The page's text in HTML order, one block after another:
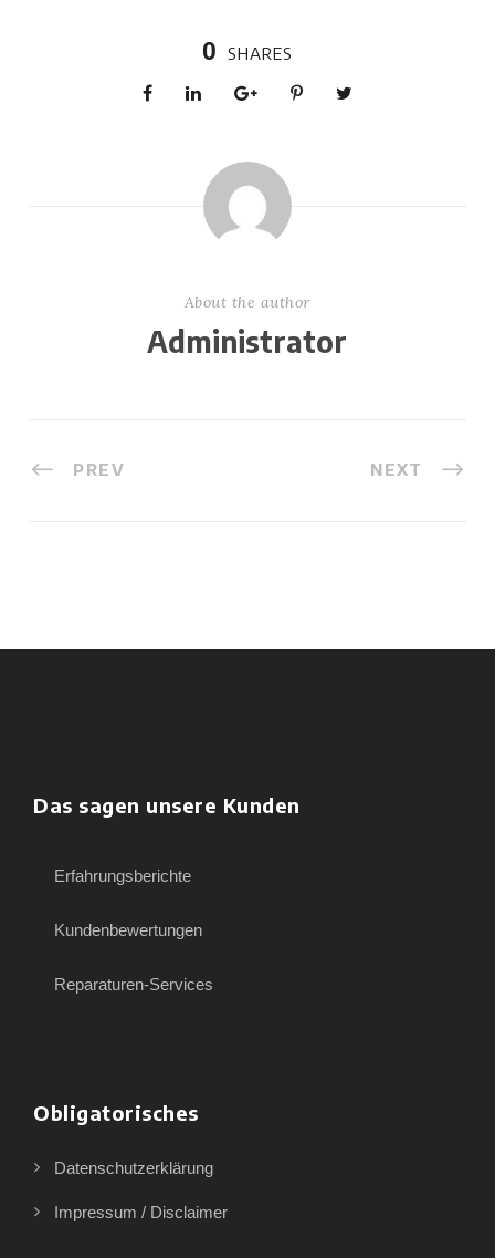
0 SHARES
About the author
Administrator
PREV NEXT
Das sagen unsere Kunden
Erfahrungsberichte
Kundenbewertungen
Reparaturen-Services
Obligatorisches
Datenschutzerklärung
Impressum / Disclaimer